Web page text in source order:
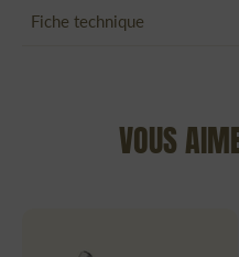
Fiche technique
VOUS